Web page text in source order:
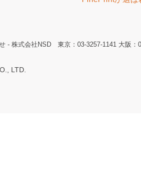
- 株式会社NSD 東京：03-3257-1141 大阪：
LTD.